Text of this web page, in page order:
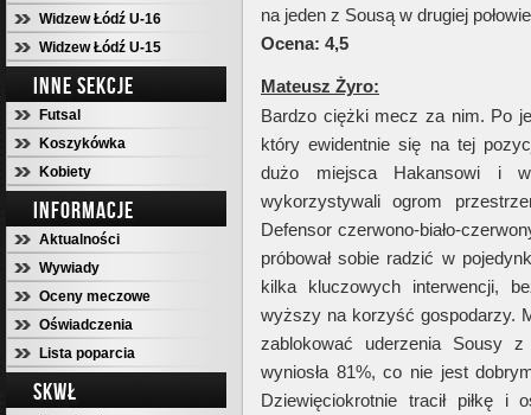
Widzew Łódź U-16
Widzew Łódź U-15
INNE SEKCJE
Futsal
Koszykówka
Kobiety
INFORMACJE
Aktualności
Wywiady
Oceny meczowe
Oświadczenia
Lista poparcia
SKWŁ
na jeden z Sousą w drugiej
Ocena: 4,5
Mateusz Żyro:
Bardzo ciężki mecz za nim. Po
który ewidentnie się na tej
dużo miejsca Hakansowi i w
wykorzystywali ogrom
Defensor czerwono-biało-
próbował sobie radzić w
kilka kluczowych interwencji,
wyższy na korzyść gospodarzy.
zablokować uderzenia Sousy
wyniosła 81%, co nie jest
Dziewięciokrotnie tracił piłkę i